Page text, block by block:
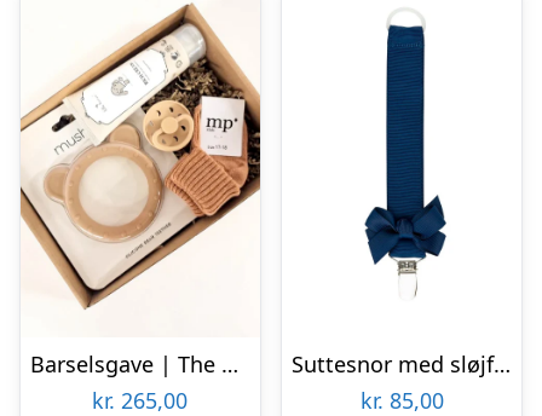
Barselsgave | The Essentials
kr. 265,00
Suttesnor med sløjfe, kongeblå – By Stær
kr. 85,00